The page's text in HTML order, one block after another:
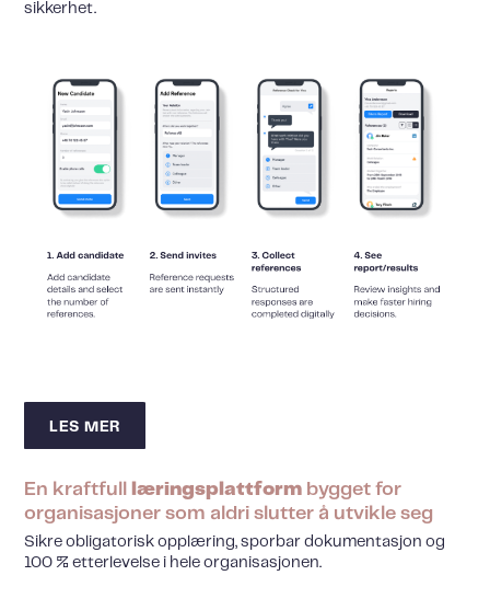
sikkerhet.
LES MER
En kraftfull læringsplattform bygget for
organisasjoner som aldri slutter å utvikle seg
Sikre obligatorisk opplæring, sporbar dokumentasjon og
100 % etterlevelse i hele organisasjonen.